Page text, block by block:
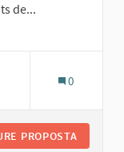
de...
0
PROPOSTA